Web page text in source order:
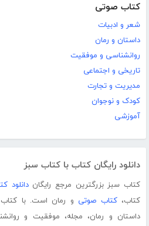
کتاب صوتی
شعر و ادبیات
داستان و رمان
روانشناسی و موفقیت
تاریخی و اجتماعی
مدیریت و تجارت
کودک و نوجوان
آموزشی
دانلود رایگان کتاب با کتاب سبز
کتاب سبز بزرگترین مرجع رایگاندانلود
کتاب،کتاب صوتی و رمان است. با
داستان و رمان، مجله، موفقیت و